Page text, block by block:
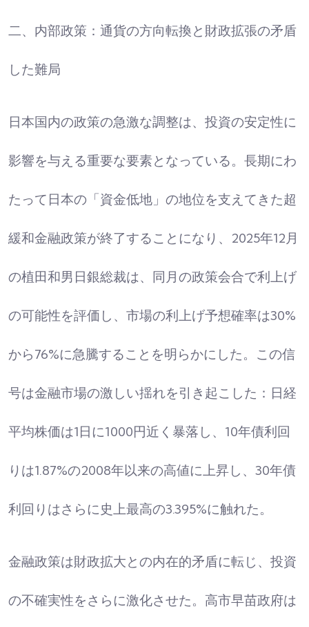
二、内部政策：通貨の方向転換と財政拡張の矛盾
した難局
日本国内の政策の急激な調整は、投資の安定性に
影響を与える重要な要素となっている。長期にわ
たって日本の「資金低地」の地位を支えてきた超
緩和金融政策が終了することになり、2025年12月
の植田和男日銀総裁は、同月の政策会合で利上げ
の可能性を評価し、市場の利上げ予想確率は30%
から76%に急騰することを明らかにした。この信
号は金融市場の激しい揺れを引き起こした：日経
平均株価は1日に1000円近く暴落し、10年債利回
りは1.87%の2008年以来の高値に上昇し、30年債
利回りはさらに史上最高の3.395%に触れた。​
金融政策は財政拡大との内在的矛盾に転じ、投資
の不確実性をさらに激化させた。高市早苗政府は